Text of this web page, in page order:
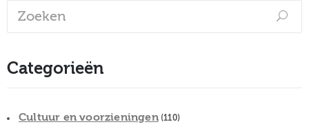
Categorieën
Cultuur en voorzieningen(110)